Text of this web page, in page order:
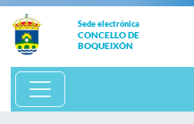
Sede electrónica
CONCELLO DE
BOQUEIXÓN